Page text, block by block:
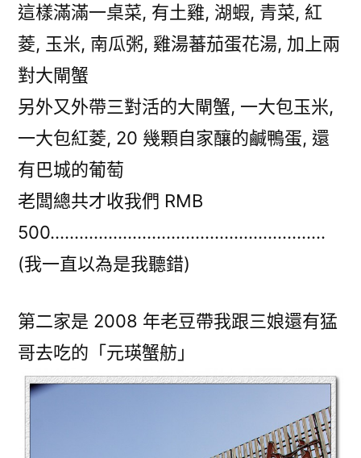
這樣滿滿一桌菜, 有土雞, 湖蝦, 青菜, 紅
菱, 玉米, 南瓜粥, 雞湯蕃茄蛋花湯, 加上兩
對大閘蟹
另外又外帶三對活的大閘蟹, 一大包玉米,
一大包紅菱, 20 幾顆自家釀的鹹鴨蛋, 還
有巴城的葡萄
老闆總共才收我們 RMB
500…………………………………………………
(我一直以為是我聽錯)
第二家是 2008 年老豆帶我跟三娘還有猛
哥去吃的「元瑛蟹舫」